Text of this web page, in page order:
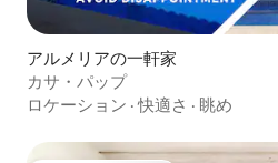
アルメリアの一軒家
カサ・パップ
ロケーション ·快適さ · 眺め